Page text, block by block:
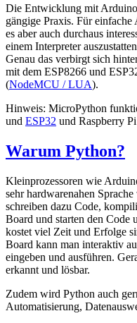
Die Entwicklung mit
gängige Praxis. Für
es aber auch durchaus
einem Interpreter
Genau das verbirgt sich
mit dem ESP8266 und
(NodeMCU / LUA).
Hinweis: MicroPython
und ESP32 und Raspberry
Warum Python?
Kleinprozessoren wie
sehr hardwarenahen
schreiben dazu Code,
Board und starten den Code
kostet viel Zeit und Erfolge
Board kann man interaktiv
eingeben und ausführen.
erkannt und lösbar.
Zudem wird Python auch
Automatisierung,